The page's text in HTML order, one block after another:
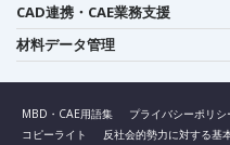
CAD連携・CAE業務支援
材料データ管理
MBD・CAE用語集 プライバシーポリシ
コピーライト
反社会的勢力に対する基